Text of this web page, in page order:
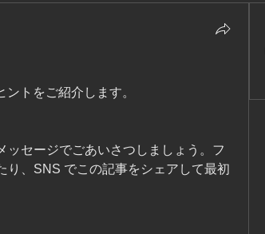
トをご紹介します。
ッセージでごあいさつしましょう。フ
り、SNS でこの記事をシェアして最初